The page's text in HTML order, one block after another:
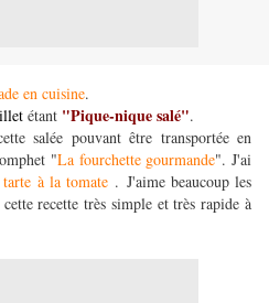
en cuisine.
étant "Pique-nique salé".
salée pouvant être transportée en
"La fourchette gourmande".J'ai
tarte à la tomate . J'aime beaucoup les
recette très simple et très rapide à